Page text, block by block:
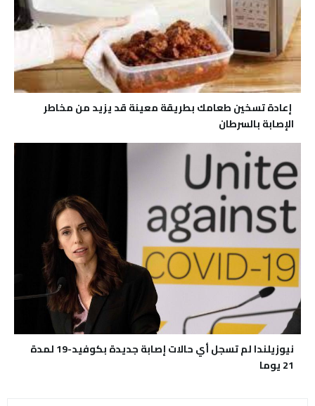
إعادة تسخين طعامك بطريقة معينة قد يزيد من مخاطر
الإصابة بالسرطان
نيوزيلندا لم تسجل أي حالات إصابة جديدة بكوفيد-19 لمدة
21 يوما